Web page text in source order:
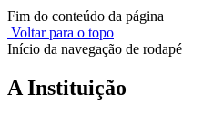
Fim do conteúdo da página
Voltar para o topo
Início da navegação de rodapé
A Instituição